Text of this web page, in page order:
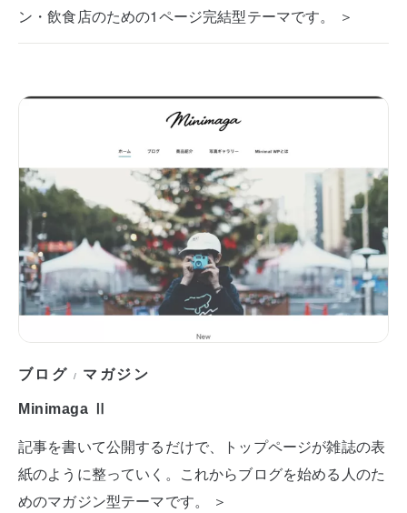
ン・飲食店のための1ページ完結型テーマです。 ＞
ブログ / マガジン
Minimaga Ⅱ
記事を書いて公開するだけで、トップページが雑誌の表
紙のように整っていく。これからブログを始める人のた
めのマガジン型テーマです。 ＞